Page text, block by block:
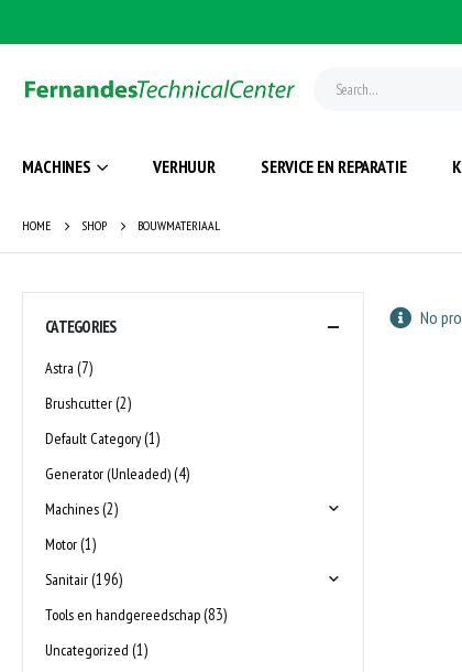
MACHINES VERHUUR SERVICE EN REPARATIE
HOME SHOP BOUWMATERIAAL
No
CATEGORIES
Astra (7)
Brushcutter(2)
Default Category(1)
Generator (Unleaded)(4)
Machines(2)
Motor(1)
Sanitair(196)
Tools en handgereedschap(83)
Uncategorized (1)